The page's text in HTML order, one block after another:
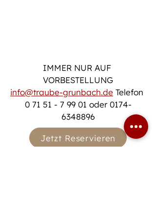
IMMER NUR AUF
VORBESTELLUNG
info@traube-grunbach.de Telefon
0 71 51 - 7 99 01 oder 0174-
6348896
Jetzt Reservieren